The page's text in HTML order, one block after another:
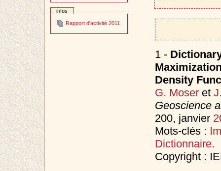
infos
Rapport d'activité 2011
1 -
Density
G. Moseret
Geoscience
200, janvier
Mots-clés :
Dictionnaire.
Copyright :